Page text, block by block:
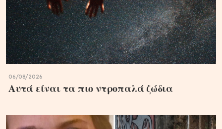
06/08/2026
Αυτά είναι τα πιο ντροπαλά ζώδια